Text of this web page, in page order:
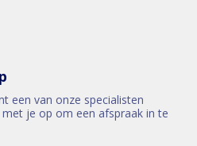
een van onze specialisten
je op om een afspraak in te